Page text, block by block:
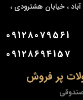
پر فروش
، خیابان هشترودی ،
09128079561
09128694157